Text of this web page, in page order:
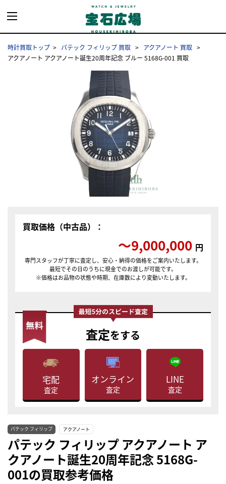
時計買取トップ パテック フィリップ 買取
アクアノート 買取
アクアノート アクアノート誕生20周年記念 ブルー 5168G-001 買取
買取価格（中古品）：
〜9,000,000 円
専門スタッフが丁寧に査定し、安心・納得の価格をご案内いたします。
最短でその日のうちに現金でのお渡しが可能です。
※価格はお品物の状態や時期、在庫数により変動いたします。
査定をする
宅配
査定
オンライン
査定
LINE
査定
パテック フィリップ アクアノート
パテック フィリップ アクアノート ア
クアノート誕生20周年記念 5168G-
001の買取参考価格